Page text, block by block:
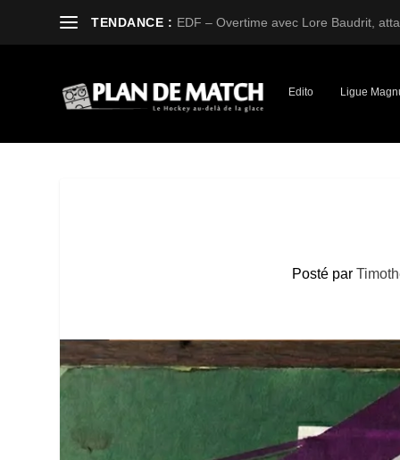
TENDANCE : EDF – Overtime avec Lore Baudrit,
Edito Ligue
Posté par